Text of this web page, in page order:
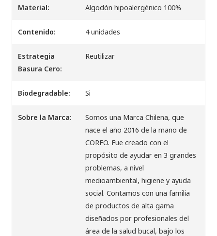
Material: Algodón hipoalergénico 100%
Contenido: 4 unidades
Estrategia
Basura Cero:
Reutilizar
Biodegradable: Si
Sobre la Marca:
Somos una Marca Chilena, que
nace el año 2016 de la mano de
CORFO. Fue creado con el
propósito de ayudar en 3 grandes
problemas, a nivel
medioambiental, higiene y ayuda
social. Contamos con una familia
de productos de alta gama
diseñados por profesionales del
área de la salud bucal, bajo los